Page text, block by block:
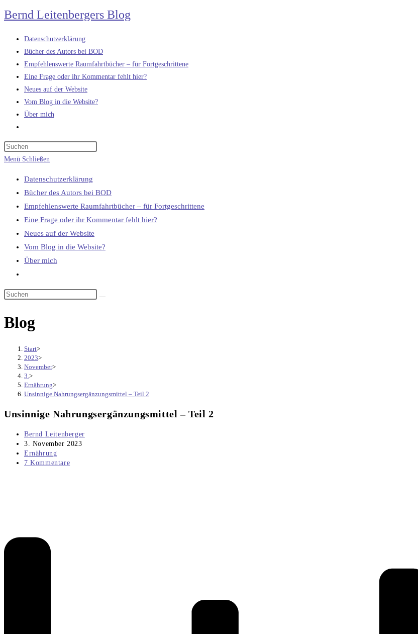
Zum
Inhalt
springen
Bernd Leitenbergers Blog
Datenschutzerklärung
Bücher des Autors bei BOD
Empfehlenswerte Raumfahrtbücher – für Fortgeschrittene
Eine Frage oder ihr Kommentar fehlt hier?
Neues auf der Website
Vom Blog in die Website?
Über mich
umschalten
Menü Schließen
Datenschutzerklärung
Bücher des Autors bei BOD
Empfehlenswerte Raumfahrtbücher – für Fortgeschrittene
Eine Frage oder ihr Kommentar fehlt hier?
Neues auf der Website
Vom Blog in die Website?
Über mich
umschalten
Blog
Start>
2023>
November>
3. >
Ernährung>
Unsinnige Nahrungsergänzungsmittel – Teil 2
Unsinnige Nahrungsergänzungsmittel – Teil 2
Beitrags-
Autor:
Bernd Leitenberger
Beitrag
veröffentlicht:
3. November 2023
Beitrags-
Kategorie:
Ernährung
Beitrags-
7 Kommentare